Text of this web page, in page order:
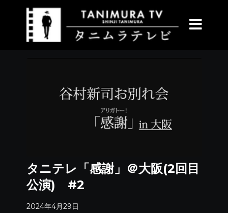
タニテレ「感謝」＠大阪(2回目
公演) #2
2024年4月29日